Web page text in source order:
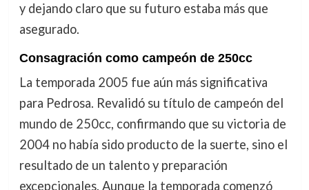
y dejando claro que su futuro estaba más que
asegurado.
Consagración como campeón de 250cc
La temporada 2005 fue aún más significativa
para Pedrosa. Revalidó su título de campeón del
mundo de 250cc, confirmando que su victoria de
2004 no había sido producto de la suerte, sino el
resultado de un talento y preparación
excepcionales. Aunque la temporada comenzó